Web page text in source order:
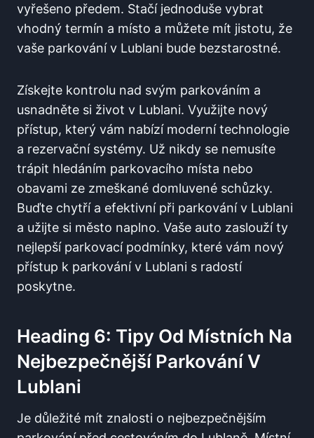
vyřešeno předem. Stačí jednoduše vybrat
vhodný termín a místo a můžete mít jistotu, že
vaše parkování v Lublani bude bezstarostné.
Získejte kontrolu nad svým parkováním a
usnadněte si život v Lublani. Využijte nový
přístup, který vám nabízí moderní technologie
a rezervační systémy. Už nikdy se nemusíte
trápit hledáním parkovacího místa nebo
obavami ze zmeškané domluvené schůzky.
Buďte chytří a efektivní při parkování v Lublani
a užijte si město naplno. Vaše auto zaslouží ty
nejlepší parkovací podmínky, které vám nový
přístup k parkování v Lublani s radostí
poskytne.
Heading 6: Tipy Od Místních Na
Nejbezpečnější Parkování V
Lublani
Je důležité mít znalosti o nejbezpečnějším